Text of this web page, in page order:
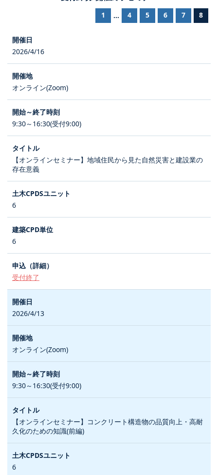
1 ... 4 5 6 7 8
2026/4/16
オンライン(Zoom)
9:30～16:30(受付9:00)
【オンラインセミナー】地域住民から見た自然災害と建設業の
存在意義
6
6
受付終了
2026/4/13
オンライン(Zoom)
9:30～16:30(受付9:00)
【オンラインセミナー】コンクリート構造物の品質向上・高耐
久化のための知識(前編)
6